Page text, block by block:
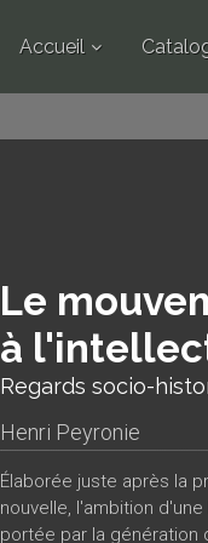
Accueil
Le
à
Regards socio-
Henri Peyronie
Élaborée juste après la
nouvelle, l'ambition
portée par la